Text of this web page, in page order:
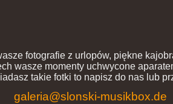
fotografie z urlopów, piękne
wasze momenty uchwycone
takie fotki to napisz do nas lub
galeria@slonski-musikbox.de